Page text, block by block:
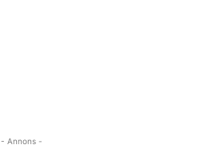
- Annons -